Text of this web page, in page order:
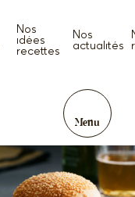
Nos
idées
recettes
Nos
actualités
Menu